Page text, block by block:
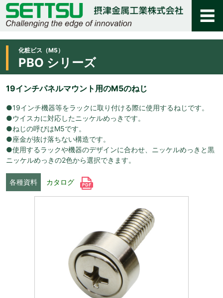
化粧ビス（M5）
PBO シリーズ
19インチパネルマウント用のM5のねじ
●19インチ機器等をラックに取り付ける際に使用するねじです。
●ウイスカに対応したニッケルめっきです。
●ねじの呼びはM5です。
●座金が抜け落ちない構造です。
●使用するラックや機器のデザインに合わせ、ニッケルめっきと黒
ニッケルめっきの2色から選択できます。
各種資料 カタログ